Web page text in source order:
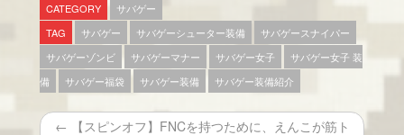
CATEGORY
サバゲー
TAG
サバゲー サバゲーシューター装備
サバゲースナイパー
サバゲーゾンビ
サバゲーマナー サバゲー女子
サバゲー女子 装
備
サバゲー福袋 サバゲー装備 サバゲー装備紹介
← 【スピンオフ】FNCを持つために、えんこが筋ト